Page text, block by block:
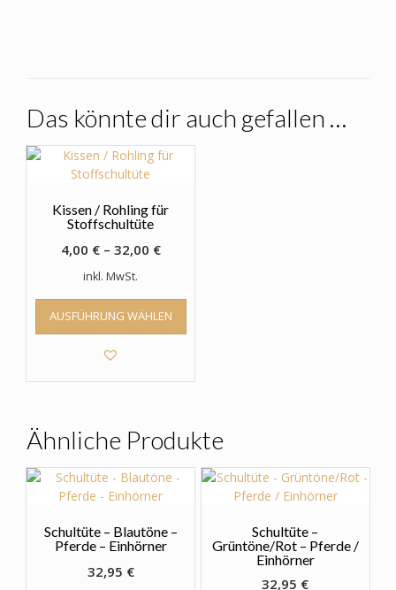
Das könnte dir auch gefallen …
Kissen / Rohling für
Stoffschultüte
4,00 €– 32,00 €
inkl. MwSt.
AUSFÜHRUNG WÄHLEN
Dieses
weist
Optionen
können
auf
der
Produktseite
werden
Ähnliche Produkte
Schultüte – Blautöne –
Pferde – Einhörner
32,95 €
Schultüte –
Grüntöne/Rot – Pferde /
Einhörner
32,95 €